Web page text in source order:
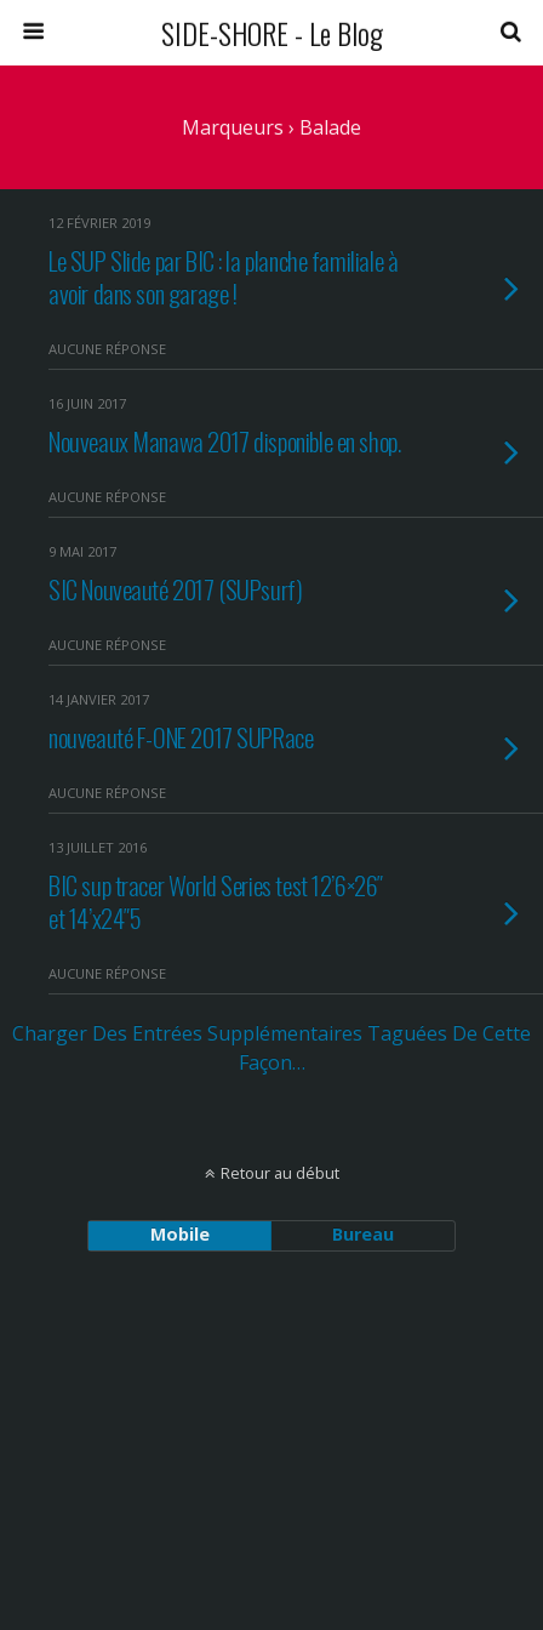
SIDE-SHORE - Le Blog
Marqueurs › Balade
12 FÉVRIER 2019
Le SUP Slide par BIC : la planche familiale à
avoir dans son garage !
AUCUNE RÉPONSE
16 JUIN 2017
Nouveaux Manawa 2017 disponible en shop.
AUCUNE RÉPONSE
9 MAI 2017
SIC Nouveauté 2017 (SUPsurf)
AUCUNE RÉPONSE
14 JANVIER 2017
nouveauté F-ONE 2017 SUPRace
AUCUNE RÉPONSE
13 JUILLET 2016
BIC sup tracer World Series test 12’6×26″
et 14’x24″5
AUCUNE RÉPONSE
Charger Des Entrées Supplémentaires Taguées De Cette
Façon…
Retour au début
Mobile Bureau